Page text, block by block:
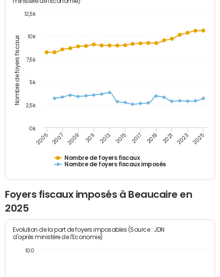
Nombre de foyers fiscaux
Nombre de foyers fiscaux
Nombre de foyers fiscaux imposés
2005 2007 2009 2011 2013 2015 2017 2019 2021 2023 2025
0k
2,5k
5k
7,5k
10k
12,5k
Foyers fiscaux imposés à Beaucaire en
2025
Evolution de la part de foyers imposables (Source : JDN
d'après ministère de l'Economie)
100